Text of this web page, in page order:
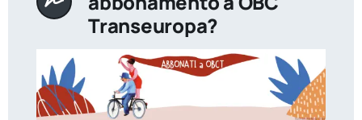
Transeuropa?